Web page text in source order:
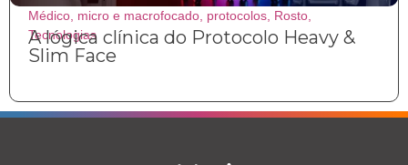
Médico micro e macrofocado protocolos Rosto
Tecnologias
A lógica clínica do Protocolo Heavy &
Slim Face